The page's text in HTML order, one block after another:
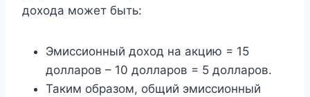
дохода может быть:
Эмиссионный доход на акцию = 15
долларов – 10 долларов = 5 долларов.
Таким образом, общий эмиссионный